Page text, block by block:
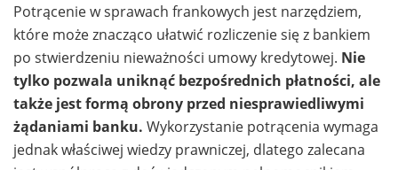
Potrącenie w sprawach frankowych jest narzędziem,
które może znacząco ułatwić rozliczenie się z bankiem
po stwierdzeniu nieważności umowy kredytowej. Nie
tylko pozwala uniknąć bezpośrednich płatności, ale
także jest formą obrony przed niesprawiedliwymi
żądaniami banku. Wykorzystanie potrącenia wymaga
jednak właściwej wiedzy prawniczej, dlatego zalecana